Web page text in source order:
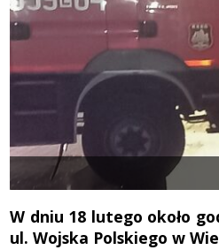
W dniu 18 lutego około
ul. Wojska Polskiego w